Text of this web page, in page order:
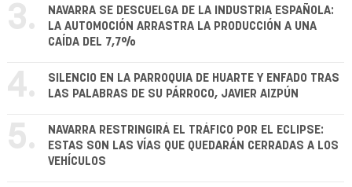
3.
NAVARRA SE DESCUELGA DE LA INDUSTRIA ESPAÑOLA:
LA AUTOMOCIÓN ARRASTRA LA PRODUCCIÓN A UNA
CAÍDA DEL 7,7%
4.
SILENCIO EN LA PARROQUIA DE HUARTE Y ENFADO TRAS
LAS PALABRAS DE SU PÁRROCO, JAVIER AIZPÚN
5.
NAVARRA RESTRINGIRÁ EL TRÁFICO POR EL ECLIPSE:
ESTAS SON LAS VÍAS QUE QUEDARÁN CERRADAS A LOS
VEHÍCULOS